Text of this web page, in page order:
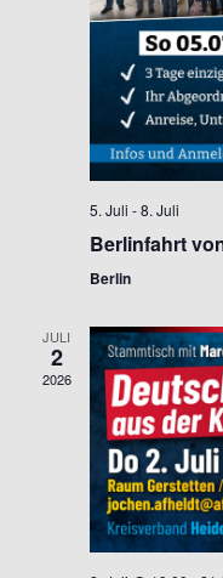
5. Juli -8. Juli
Berlinfahrt
Berlin
JULI
2
2026